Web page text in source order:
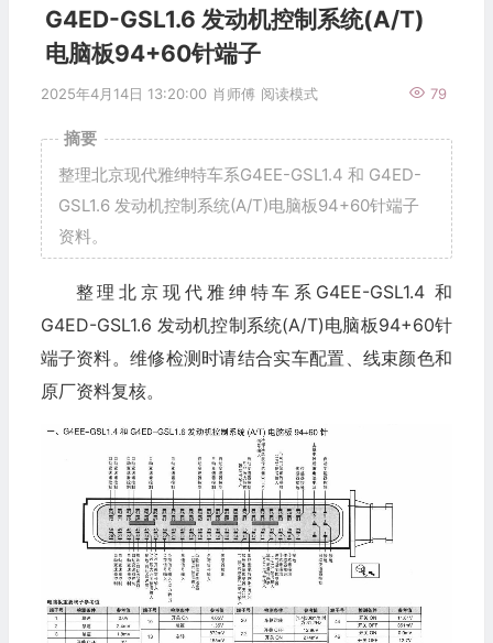
G4ED-GSL1.6 发动机控制系统(A/T)
电脑板94+60针端子
2025年4月14日 13:20:00 肖师傅 79
阅读模式
摘要
整理北京现代雅绅特车系G4EE-GSL1.4 和 G4ED-
GSL1.6 发动机控制系统(A/T)电脑板94+60针端子
资料。
整理北京现代雅绅特车系G4EE-GSL1.4 和
G4ED-GSL1.6 发动机控制系统(A/T)电脑板94+60针
端子资料。维修检测时请结合实车配置、线束颜色和
原厂资料复核。